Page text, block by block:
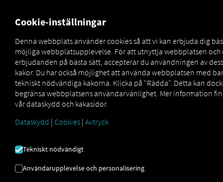
Marketplace
MAN
DigitalServices
MAN
Now
MAN
KickdownDeactivation
Registrera dig och boka nu
MAN
Cookie-inställningar
Denna webbplats använder cookies så att vi kan erbjuda dig
möjliga webbplatsupplevelse. För att utnyttja webbplatsen och
erbjudanden på bästa sätt, accepterar du användningen av
kakor. Du har också möjlighet att använda webbplatsen med
tekniskt nödvändiga kakorna. Klicka på "Rädda". Detta kan dock
begränsa webbplatsens användarvänlighet. Mer information
vår dataskydd och kakasidor.
Dataskydd | Cookies | Avtryck
Tekniskt nödvändigt
Användarupplevelse och personalisering